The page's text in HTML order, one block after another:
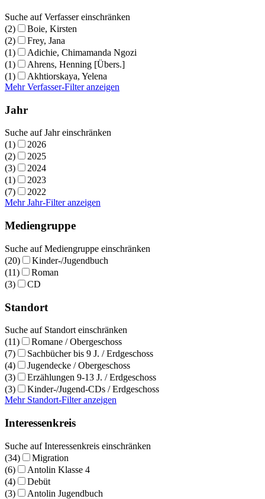
Suche auf Verfasser einschränken
(2)
Boie, Kirsten
(2)
Frey, Jana
(1)
Adichie, Chimamanda Ngozi
(1)
Ahrens, Henning [Übers.]
(1)
Akhtiorskaya, Yelena
Mehr Verfasser-Filter anzeigen
Jahr
Suche auf Jahr einschränken
(1)
2026
(2)
2025
(3)
2024
(1)
2023
(7)
2022
Mehr Jahr-Filter anzeigen
Mediengruppe
Suche auf Mediengruppe einschränken
(20)
Kinder-/Jugendbuch
(11)
Roman
(3)
CD
Standort
Suche auf Standort einschränken
(11)
Romane / Obergeschoss
(7)
Sachbücher bis 9 J. / Erdgeschoss
(4)
Jugendecke / Obergeschoss
(3)
Erzählungen 9-13 J. / Erdgeschoss
(3)
Kinder-/Jugend-CDs / Erdgeschoss
Mehr Standort-Filter anzeigen
Interessenkreis
Suche auf Interessenkreis einschränken
(34)
Migration
(6)
Antolin Klasse 4
(4)
Debüt
(3)
Antolin Jugendbuch